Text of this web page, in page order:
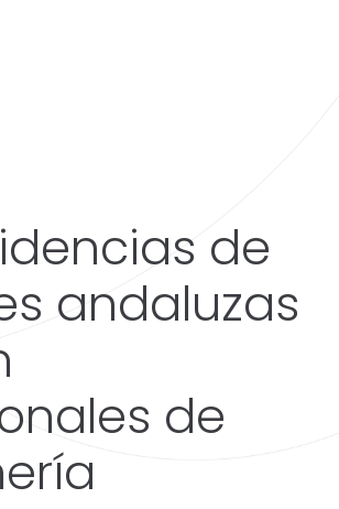
de
andaluzas
de